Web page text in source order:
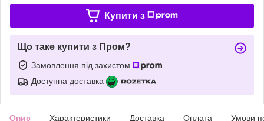
Купити з
Що таке купити з Пром?
Замовлення під захистом
Доступна доставка
Опис Характеристики Доставка Оплата Умови